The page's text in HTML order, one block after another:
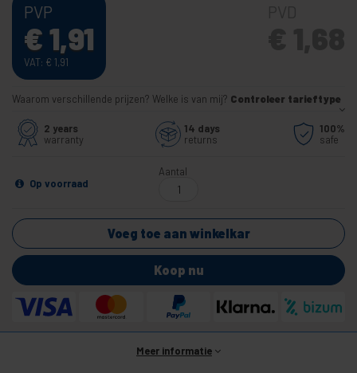
PVP
€1,91
VAT: € 1,91
Waarom verschillende prijzen? Welke is van mij? Controleer tarieftype
2 years
warranty
14 days
returns
100%
safe
Op voorraad
Aantal
Voeg toe aan winkelkar
Koop nu
Meer informatie